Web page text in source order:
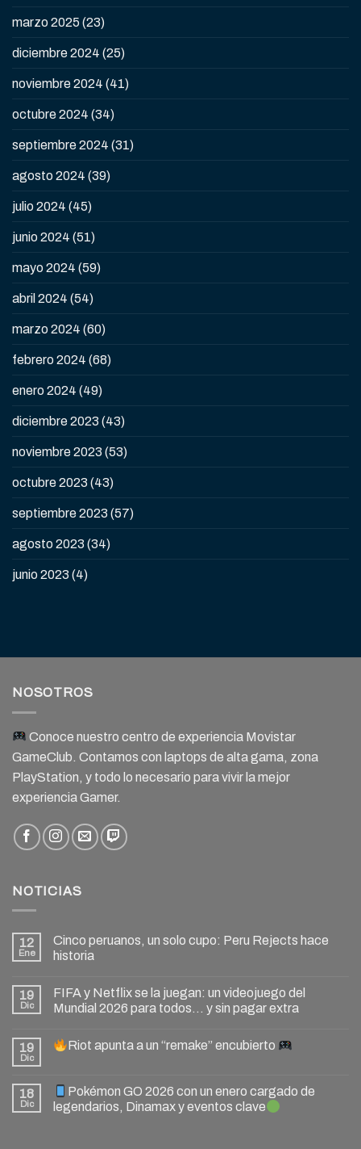
marzo 2025 (23)
diciembre 2024 (25)
noviembre 2024 (41)
octubre 2024 (34)
septiembre 2024 (31)
agosto 2024 (39)
julio 2024 (45)
junio 2024 (51)
mayo 2024 (59)
abril 2024 (54)
marzo 2024 (60)
febrero 2024 (68)
enero 2024 (49)
diciembre 2023 (43)
noviembre 2023 (53)
octubre 2023 (43)
septiembre 2023 (57)
agosto 2023 (34)
junio 2023 (4)
NOSOTROS
Conoce nuestro centro de experiencia Movistar
GameClub. Contamos con laptops de alta gama, zona
PlayStation, y todo lo necesario para vivir la mejor
experiencia Gamer.
NOTICIAS
12
Ene
Cinco peruanos, un solo cupo: Peru Rejects hace
historia
19
Dic
FIFA y Netflix se la juegan: un videojuego del
Mundial 2026 para todos… y sin pagar extra
19
Dic
Riot apunta a un “remake” encubierto
18
Dic
Pokémon GO 2026 con un enero cargado de
legendarios, Dinamax y eventos clave